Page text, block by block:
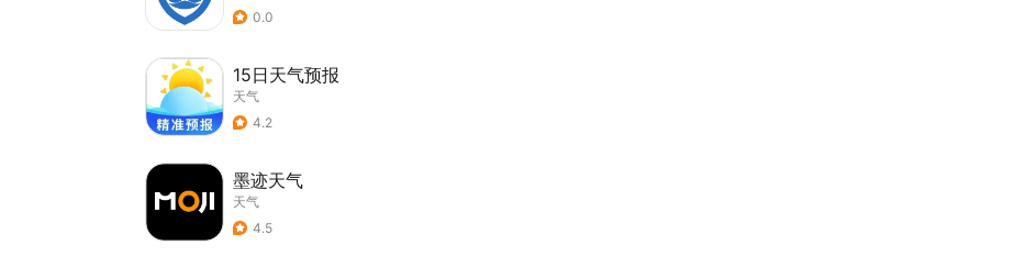
0.0
15日天气预报
天气
4.2
墨迹天气
天气
4.5